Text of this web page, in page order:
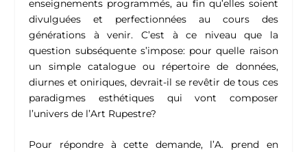
enseignements programmés, au fin qu’elles soient
divulguées et perfectionnées au cours des
générations à venir. C’est à ce niveau que la
question subséquente s’impose: pour quelle raison
un simple catalogue ou répertoire de données,
diurnes et oniriques, devrait-il se revêtir de tous ces
paradigmes esthétiques qui vont composer
l’univers de l’Art Rupestre?
Pour répondre à cette demande, l’A. prend en